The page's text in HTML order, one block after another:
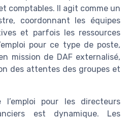
comptables. Il agit comme un
coordonnant les équipes
et parfois les ressources
pour ce type de poste,
mission de DAF externalisé,
des attentes des groupes et
pour les directeurs
est dynamique. Les